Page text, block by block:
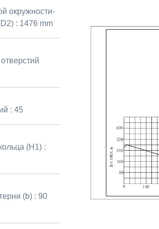
окружности-
: 1476 mm
: 45
(H1) :
(b) : 90